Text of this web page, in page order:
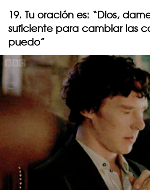
19. Tu oración es: “Dios,
suficiente para cambiar las
puedo”